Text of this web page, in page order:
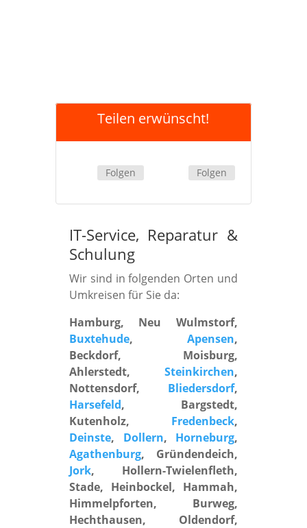
Teilen erwünscht!
Folgen Folgen
IT-Service, Reparatur &
Schulung
Wir sind in folgenden Orten und
Umkreisen für Sie da:
Hamburg, Neu Wulmstorf,
Buxtehude,Apensen,
Beckdorf, Moisburg,
Ahlerstedt,Steinkirchen,
Nottensdorf, Bliedersdorf,
Harsefeld, Bargstedt,
Kutenholz, Fredenbeck,
Deinste, Dollern, Horneburg,
Agathenburg, Gründendeich,
Jork, Hollern-Twielenfleth,
Stade, Heinbockel, Hammah,
Himmelpforten, Burweg,
Hechthausen, Oldendorf,